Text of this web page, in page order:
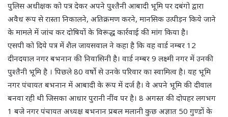
पुलिस अधीक्षक को पत्र देकर अपने पुश्तैनी आबादी भूमि पर दबंगो द्वारा
अवैध रूप से रास्ता निकालने, अतिक्रमण करने, मानसिक उत्पीड़न किये जाने
के मामले में जांच कर दोषियों के विरूद्ध कार्रवाई की मांग किया है।
एसपी को दिये पत्र में शैल जायसवाल ने कहा है कि वह वार्ड नम्बर 12
दीनदयाल नगर बभनान की निवासिनी है। वार्ड नम्बर 9 लक्ष्मी नगर में उनकी
पुश्तैनी भूमि है । पिछले 80 वर्षो से उनके परिवार का स्वामित्व है। यह भूमि
नगर पंचायत बभनान में आबादी के रूप में दर्ज है। वे अपने भूमि की दीवाल
बनवा रही थी जिसका आधार पुरानी नींव पर है। 8 अगस्त की दोपहर लगभग
1 बजे नगर पंचायत अध्यक्ष बभनान प्रबल मलानी कुछ अज्ञात 50 गुण्डों के